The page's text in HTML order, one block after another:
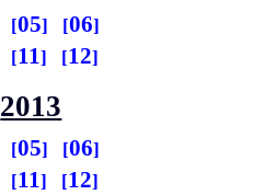
05
06
11 12
2013
05
06
11 12